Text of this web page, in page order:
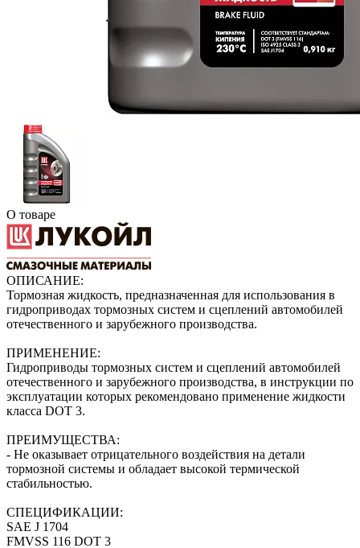
О товаре
ОПИСАНИЕ:
Тормозная жидкость, предназначенная для использования в
гидроприводах тормозных систем и сцеплений автомобилей
отечественного и зарубежного производства.
ПРИМЕНЕНИЕ:
Гидроприводы тормозных систем и сцеплений автомобилей
отечественного и зарубежного производства, в инструкции по
эксплуатации которых рекомендовано применение жидкости
класса DOT 3.
ПРЕИМУЩЕСТВА:
- Не оказывает отрицательного воздействия на детали
тормозной системы и обладает высокой термической
стабильностью.
СПЕЦИФИКАЦИИ:
SAE J 1704
FMVSS 116 DOT 3